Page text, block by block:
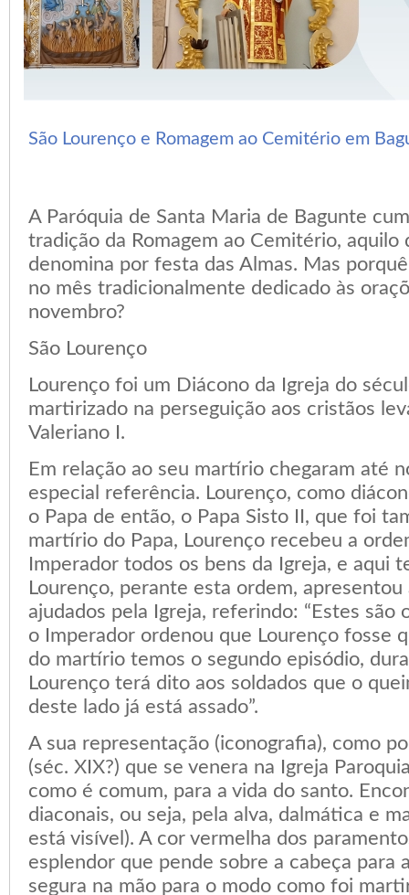
São Lourenço e Romagem ao Cemitério em
A Paróquia de Santa Maria de Bagunte
tradição da Romagem ao Cemitério, aquilo
denomina por festa das Almas. Mas
no mês tradicionalmente dedicado às
novembro?
São Lourenço
Lourenço foi um Diácono da Igreja do
martirizado na perseguição aos cristãos
Valeriano I.
Em relação ao seu martírio chegaram até
especial referência. Lourenço, como
o Papa de então, o Papa Sisto II, que foi
martírio do Papa, Lourenço recebeu a
Imperador todos os bens da Igreja, e aqui
Lourenço, perante esta ordem,
ajudados pela Igreja, referindo: “Estes são
o Imperador ordenou que Lourenço fosse
do martírio temos o segundo episódio,
Lourenço terá dito aos soldados que o
deste lado já está assado”.
A sua representação (iconografia), como
(séc. XIX?) que se venera na Igreja
como é comum, para a vida do santo.
diaconais, ou seja, pela alva, dalmática e
está visível). A cor vermelha dos
esplendor que pende sobre a cabeça para
segura na mão para o modo como foi